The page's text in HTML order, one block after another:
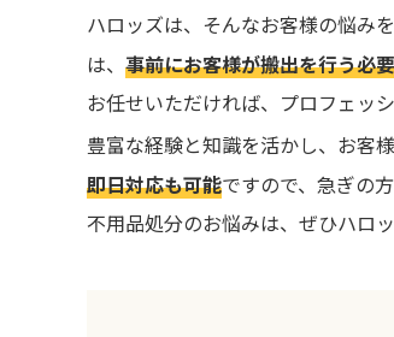
ハロッズは、そんなお客様の悩み
は、 事前にお客様が搬出を行う必
お任せいただければ、プロフェッ
豊富な経験と知識を活かし、お客
即日対応も可能ですので、急ぎの
不用品処分のお悩みは、ぜひハロ